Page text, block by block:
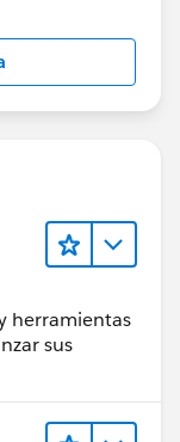
herramientas
sus